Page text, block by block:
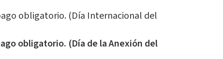
obligatorio. (Día Internacional del
obligatorio. (Día de la Anexión del